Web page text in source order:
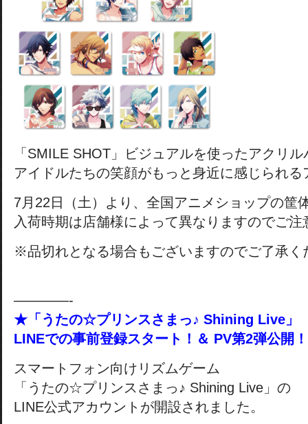
「SMILE SHOT」ビジュアルを使ったアクリ
アイドルたちの笑顔がもっと身近に感じられる
7月22日（土）より、全国アニメショップの筐
入荷時期は店舗様によって異なりますのでご注
※品切れとなる場合もございますのでご了承く
————-
★「うたの☆プリンスさまっ♪ Shining Live」
LINEでの事前登録スタート！＆ PV第2弾公開！
スマートフォン向けリズムゲーム
「うたの☆プリンスさまっ♪ Shining Live」の
LINE公式アカウントが開設されました。